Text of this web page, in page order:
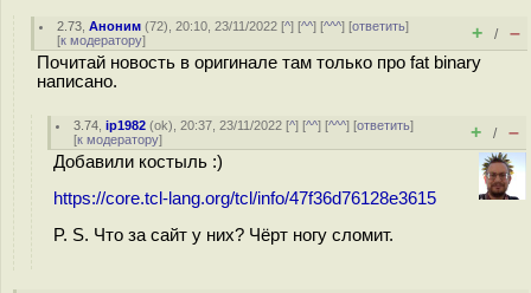
2.73 ,Аноним (72), 20:10, 23/11/2022 [^] [^^] [^^^] [ответить]
[к модератору] + / –
Почитай новость в оригинале там только про fat binary
написано.
3.74 ,ip1982 (ok), 20:37, 23/11/2022 [^] [^^] [^^^] [ответить]
[к модератору] + / –
Добавили костыль :)
https://core.tcl-lang.org/tcl/info/47f36d76128e3615
P. S. Что за сайт у них? Чёрт ногу сломит.